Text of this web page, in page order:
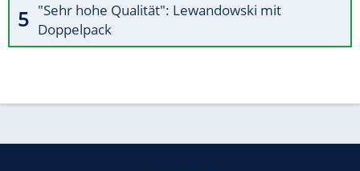
"Sehr hohe Qualität": Lewandowski mit
Doppelpack